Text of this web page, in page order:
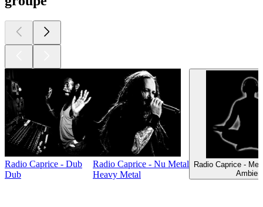
Radio Caprice - Dub
Dub
Radio Caprice - Nu Metal
Heavy Metal
Radio Caprice -